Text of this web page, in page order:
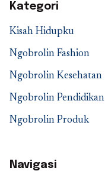
Kategori
Kisah Hidupku
Ngobrolin Fashion
Ngobrolin Kesehatan
Ngobrolin Pendidikan
Ngobrolin Produk
Navigasi